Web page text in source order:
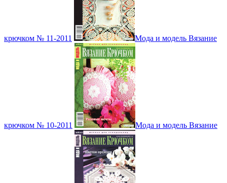
крючком № 11-2011 Мода и модель Вязание
крючком № 10-2011 Мода и модель Вязание